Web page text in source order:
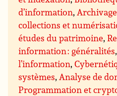
d’information,
collections et
études du patrimoine,
information : généralités
l’information,
systèmes,Analyse de
Programmation et